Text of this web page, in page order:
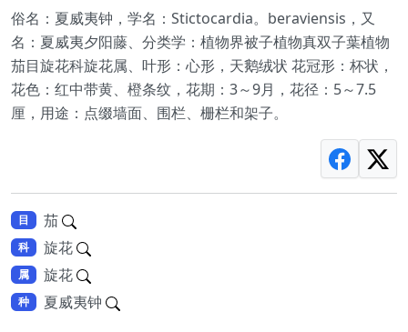
俗名：夏威夷钟，学名：Stictocardia。beraviensis，又
名：夏威夷夕阳藤、分类学：植物界被子植物真双子葉植物
茄目旋花科旋花属、叶形：心形，天鹅绒状 花冠形：杯状，
花色：红中带黄、橙条纹，花期：3～9月，花径：5～7.5
厘，用途：点缀墙面、围栏、栅栏和架子。
目 茄
科 旋花
属 旋花
种 夏威夷钟